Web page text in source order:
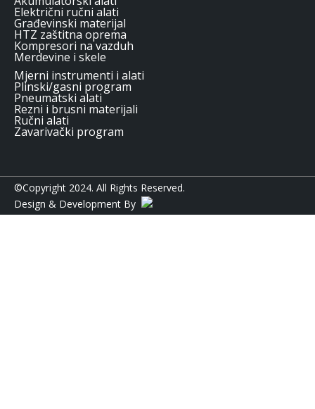
Električni ručni alati
Građevinski materijal
HTZ zaštitna oprema
Kompresori na vazduh
Merdevine i skele
Mjerni instrumenti i alati
Plinski/gasni program
Pneumatski alati
Rezni i brusni materijali
Ručni alati
Zavarivački program
©Copyright 2024. All Rights Reserved.
Design & Development By